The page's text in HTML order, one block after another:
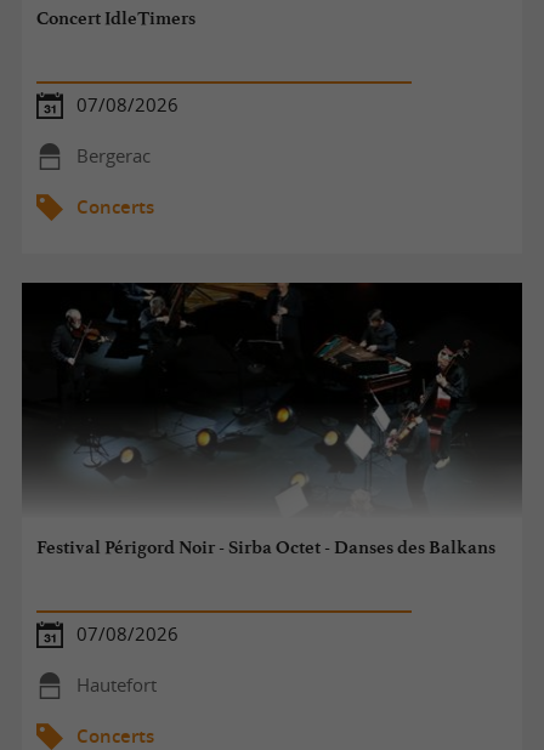
Concert IdleTimers
07/08/2026
Bergerac
Concerts
Festival Périgord Noir - Sirba Octet - Danses des Balkans
07/08/2026
Hautefort
Concerts